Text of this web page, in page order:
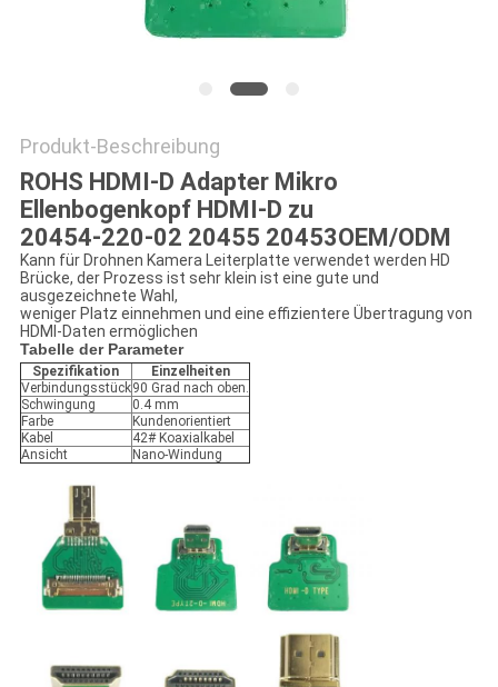
Produkt-Beschreibung
ROHS HDMI-D Adapter Mikro
Ellenbogenkopf HDMI-D zu
20454-220-02 20455 20453OEM/ODM
Kann für Drohnen Kamera Leiterplatte verwendet werden HD
Brücke, der Prozess ist sehr klein ist eine gute und
ausgezeichnete Wahl,
weniger Platz einnehmen und eine effizientere Übertragung von
HDMI-Daten ermöglichen
Tabelle der Parameter
Spezifikation
Einzelheiten
Verbindungsstück90 Grad nach oben.
Schwingung
0.4 mm
Farbe
Kundenorientiert
Kabel
42# Koaxialkabel
Ansicht
Nano-Windung